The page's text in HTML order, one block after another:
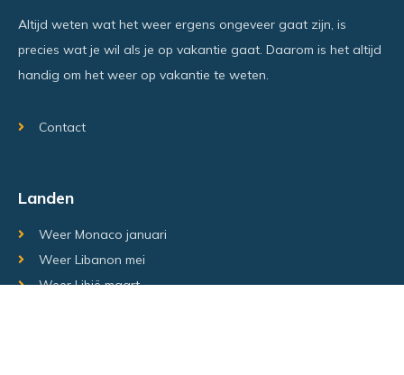
Altijd weten wat het weer ergens ongeveer gaat zijn, is
precies wat je wil als je op vakantie gaat. Daarom is het altijd
handig om het weer op vakantie te weten.
Contact
Landen
Weer Monaco januari
Weer Libanon mei
Weer Libië maart